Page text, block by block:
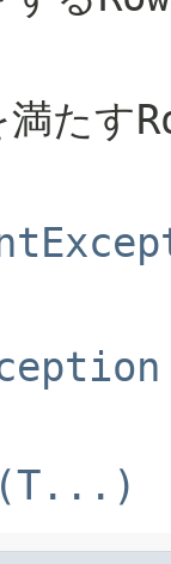
たす